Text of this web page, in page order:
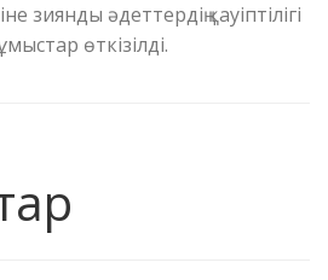
зиянды әдеттердің қауіптілігі
өткізілді.